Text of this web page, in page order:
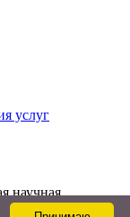
услуг
научная